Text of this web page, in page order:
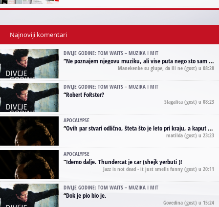
Najnoviji komentari
DIVLJE GODINE: TOM WAITS – MUZIKA I MIT
“Ne poznajem njegovu muziku, ali vise puta nego sto sam to zazeleo gledao sam njegove umjetnicke slike na raznim stranama interneta. Te stoga zakljucujem da je Tom Waits Lady Gaga muzike namrstenih, ma
Manekenke su glupe, da ili ne (gost) u 08:28
DIVLJE GODINE: TOM WAITS – MUZIKA I MIT
“Robert FoRster?
Slagalica (gost) u 08:23
APOCALYPSE
“Ovih par stvari odlično, šteta što je leto pri kraju, a kaput koji te vervoatno podseća na pirotski ćilim je iz tradicije Navaho indijanaca ;)
matilda (gost) u 23:23
APOCALYPSE
“Idemo dalje. Thundercat je car (shejk yerbuti )!
Jazz is not dead - it just smells funny (gost) u 20:11
DIVLJE GODINE: TOM WAITS – MUZIKA I MIT
“Dok je pio bio je.
Govedina (gost) u 15:24